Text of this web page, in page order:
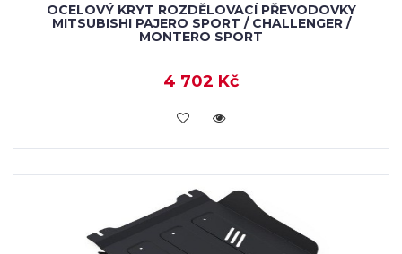
OCELOVÝ KRYT ROZDĚLOVACÍ PŘEVODOVKY
MITSUBISHI PAJERO SPORT / CHALLENGER /
MONTERO SPORT
4 702 Kč
KOUPIT